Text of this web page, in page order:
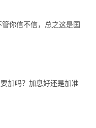
你信不信，总之这是国
加吗？加息好还是加准